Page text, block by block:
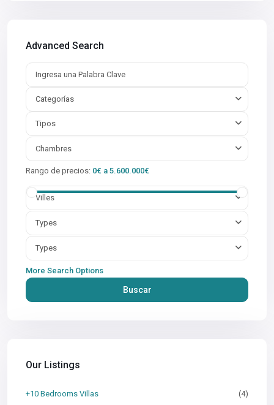
Advanced Search
Categorías
Tipos
Chambres
Rango de precios: 0€ a 5.600.000€
Villes
Types
Types
More Search Options
Buscar
Our Listings
+10 Bedrooms Villas (4)